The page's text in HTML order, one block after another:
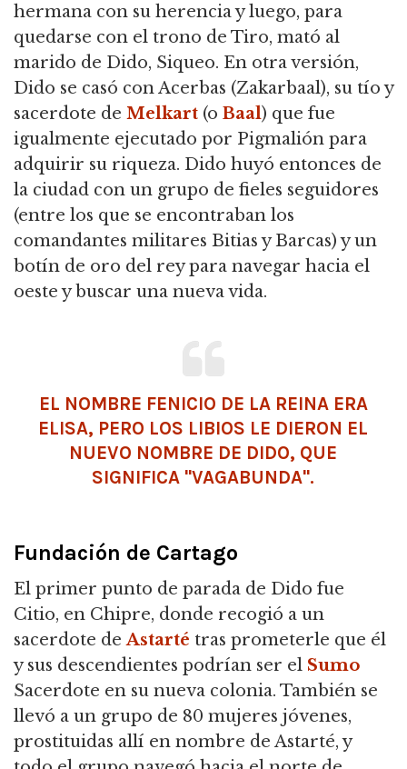
hermana con su herencia y luego, para
quedarse con el trono de Tiro, mató al
marido de Dido, Siqueo. En otra versión,
Dido se casó con Acerbas (Zakarbaal), su tío y
sacerdote de Melkart (o Baal) que fue
igualmente ejecutado por Pigmalión para
adquirir su riqueza. Dido huyó entonces de
la ciudad con un grupo de fieles seguidores
(entre los que se encontraban los
comandantes militares Bitias y Barcas) y un
botín de oro del rey para navegar hacia el
oeste y buscar una nueva vida.
EL NOMBRE FENICIO DE LA REINA ERA
ELISA, PERO LOS LIBIOS LE DIERON EL
NUEVO NOMBRE DE DIDO, QUE
SIGNIFICA "VAGABUNDA".
Fundación de Cartago
El primer punto de parada de Dido fue
Citio, en Chipre, donde recogió a un
sacerdote deAstarté tras prometerle que él
y sus descendientes podrían ser el Sumo
Sacerdote en su nueva colonia. También se
llevó a un grupo de 80 mujeres jóvenes,
prostituidas allí en nombre de Astarté, y